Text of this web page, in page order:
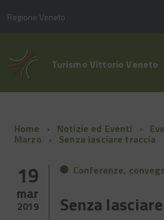
Regione Veneto
Turismo Vittorio Veneto
Home Notizie ed Eventi
Marzo Senza lasciare traccia
19
mar
2019
Conferenze,
Senza